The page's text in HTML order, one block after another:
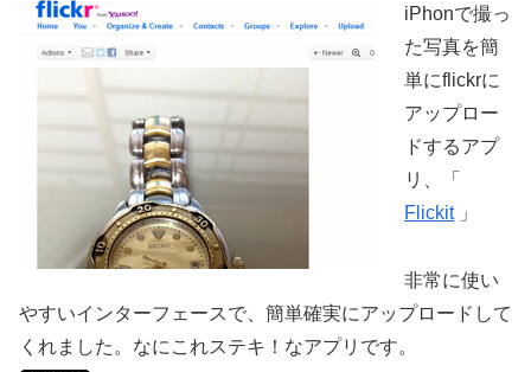
iPhonで撮っ
た写真を簡
単にflickrに
アップロー
ドするアプ
リ、「
Flickit」
非常に使い
やすいインターフェースで、簡単確実にアップロードして
くれました。なにこれステキ！なアプリです。